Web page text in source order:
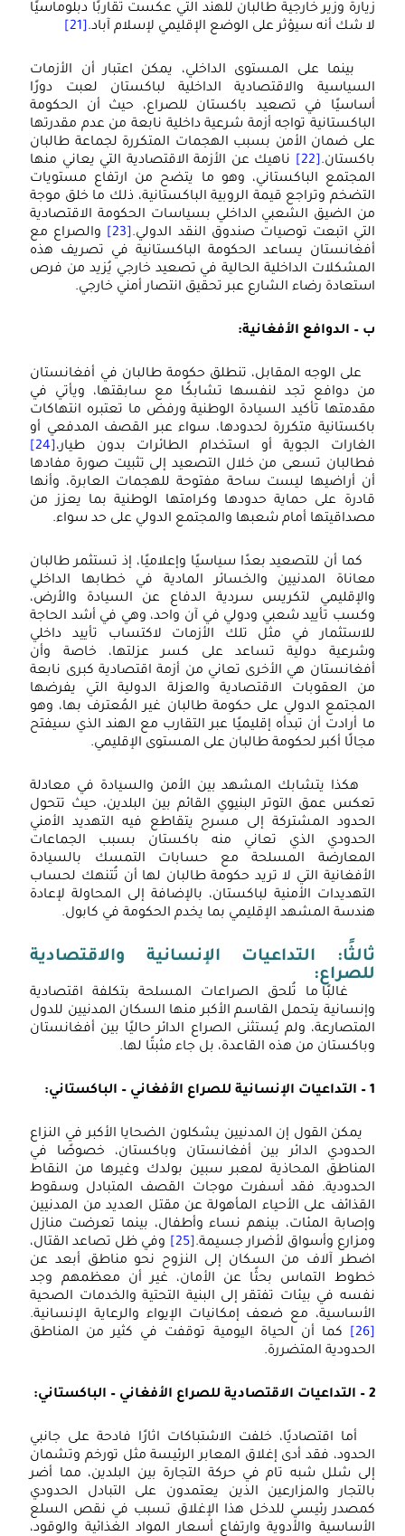
زيارة وزير خارجية طالبان للهند التي عكست تقاربًا دبلوماسيًا
لا شك أنه سيؤثر على الوضع الإقليمي لإسلام آباد. [21]
بينما على المستوى الداخلي، يمكن اعتبار أن الأزمات
السياسية والاقتصادية الداخلية لباكستان لعبت دورًا
أساسيًا في تصعيد باكستان للصراع، حيث أن الحكومة
الباكستانية تواجه أزمة شرعية داخلية نابعة من عدم مقدرتها
على ضمان الأمن بسبب الهجمات المتكررة لجماعة طالبان
باكستان. [22]
ناهيك عن الأزمة الاقتصادية التي يعاني منها
المجتمع الباكستاني، وهو ما يتضح من ارتفاع مستويات
التضخم وتراجع قيمة الروبية الباكستانية، ذلك ما خلق موجة
من الضيق الشعبي الداخلي بسياسات الحكومة الاقتصادية
التي اتبعت توصيات صندوق النقد الدولي. [23]
والصراع مع
أفغانستان يساعد الحكومة الباكستانية في تصريف هذه
المشكلات الداخلية الحالية في تصعيد خارجي يُزيد من فرص
استعادة رضاء الشارع عبر تحقيق انتصار أمني خارجي.
ب – الدوافع الأفغانية:
على الوجه المقابل، تنطلق حكومة طالبان في أفغانستان
من دوافع تجد لنفسها تشابكًا مع سابقتها، ويأتي في
مقدمتها تأكيد السيادة الوطنية ورفض ما تعتبره انتهاكات
باكستانية متكررة لحدودها، سواء عبر القصف المدفعي أو
الغارات الجوية أو استخدام الطائرات بدون طيار، [24]
فطالبان تسعى من خلال التصعيد إلى تثبيت صورة مفادها
أن أراضيها ليست ساحة مفتوحة للهجمات العابرة، وأنها
قادرة على حماية حدودها وكرامتها الوطنية بما يعزز من
مصداقيتها أمام شعبها والمجتمع الدولي على حد سواء.
كما أن للتصعيد بعدًا سياسيًا وإعلاميًا، إذ تستثمر طالبان
معاناة المدنيين والخسائر المادية في خطابها الداخلي
والإقليمي لتكريس سردية الدفاع عن السيادة والأرض،
وكسب تأييد شعبي ودولي في آن واحد، وهي في أشد الحاجة
للاستثمار في مثل تلك الأزمات لاكتساب تأييد داخلي
وشرعية دولية تساعد على كسر عزلتها، خاصة وأن
أفغانستان هي الأخرى تعاني من أزمة اقتصادية كبرى نابعة
من العقوبات الاقتصادية والعزلة الدولية التي يفرضها
المجتمع الدولي على حكومة طالبان غير المُعترف بها، وهو
ما أرادت أن تبدأه إقليميًا عبر التقارب مع الهند الذي سيفتح
مجالًا أكبر لحكومة طالبان على المستوى الإقليمي.
هكذا يتشابك المشهد بين الأمن والسيادة في معادلة
تعكس عمق التوتر البنيوي القائم بين البلدين، حيث تتحول
الحدود المشتركة إلى مسرح يتقاطع فيه التهديد الأمني
الحدودي الذي تعاني منه باكستان بسبب الجماعات
المعارضة المسلحة مع حسابات التمسك بالسيادة
الأفغانية التي لا تريد حكومة طالبان لها أن تُتنهك لحساب
التهديدات الأمنية لباكستان، بالإضافة إلى المحاولة لإعادة
هندسة المشهد الإقليمي بما يخدم الحكومة في كابول.
ثالثًا: التداعيات الإنسانية والاقتصادية
للصراع:
غالبًا ما تُلحق الصراعات المسلحة بتكلفة اقتصادية
وإنسانية يتحمل القاسم الأكبر منها السكان المدنيين للدول
المتصارعة، ولم يُستثنى الصراع الدائر حاليًا بين أفغانستان
وباكستان من هذه القاعدة، بل جاء مثبتًا لها.
1 – التداعيات الإنسانية للصراع الأفغاني – الباكستاني:
يمكن القول إن المدنيين يشكلون الضحايا الأكبر في النزاع
الحدودي الدائر بين أفغانستان وباكستان، خصوصًا في
المناطق المحاذية لمعبر سبين بولدك وغيرها من النقاط
الحدودية. فقد أسفرت موجات القصف المتبادل وسقوط
القذائف على الأحياء المأهولة عن مقتل العديد من المدنيين
وإصابة المئات، بينهم نساء وأطفال، بينما تعرضت منازل
ومزارع وأسواق لأضرار جسيمة. [25]
وفي ظل تصاعد القتال،
اضطر آلاف من السكان إلى النزوح نحو مناطق أبعد عن
خطوط التماس بحثًا عن الأمان، غير أن معظمهم وجد
نفسه في بيئات تفتقر إلى البنية التحتية والخدمات الصحية
الأساسية، مع ضعف إمكانيات الإيواء والرعاية الإنسانية.
[26]
كما أن الحياة اليومية توقفت في كثير من المناطق
الحدودية المتضررة.
2 – التداعيات الاقتصادية للصراع الأفغاني – الباكستاني:
أما اقتصاديًا، خلفت الاشتباكات اثارًا فادحة على جانبي
الحدود، فقد أدى إغلاق المعابر الرئيسة مثل تورخم وتشمان
إلى شلل شبه تام في حركة التجارة بين البلدين، مما أضر
بالتجار والمزارعين الذين يعتمدون على التبادل الحدودي
كمصدر رئيسي للدخل هذا الإغلاق تسبب في نقص السلع
الأساسية والأدوية وارتفاع أسعار المواد الغذائية والوقود،